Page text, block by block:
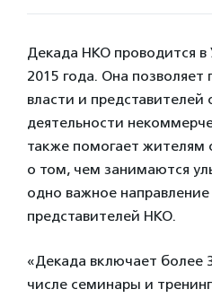
Декада НКО проводится в
2015 года. Она позволяет
власти и представителей
деятельности
также помогает жителям
о том, чем занимаются
одно важное
представителей НКО.
«Декада включает более
числе семинары и